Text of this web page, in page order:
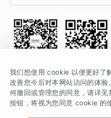
开发者文档
SDK 文档
场景指南
行业活动
关注公众号 获取更多干货
GrowingIO 是专注于数据智能分析
分
我们想使用 cookie 以便更好了
改善您今后对本网站访问的体
何撤回或管理您的同意，请详见
按钮，将视为您同意 cookie 的